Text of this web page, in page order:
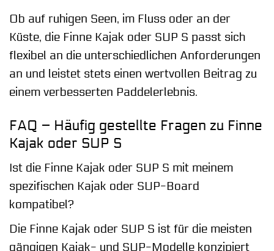
Ob auf ruhigen Seen, im Fluss oder an der
Küste, die Finne Kajak oder SUP S passt sich
flexibel an die unterschiedlichen Anforderungen
an und leistet stets einen wertvollen Beitrag zu
einem verbesserten Paddelerlebnis.
FAQ – Häufig gestellte Fragen zu Finne
Kajak oder SUP S
Ist die Finne Kajak oder SUP S mit meinem
spezifischen Kajak oder SUP-Board
kompatibel?
Die Finne Kajak oder SUP S ist für die meisten
gängigen Kajak- und SUP-Modelle konzipiert